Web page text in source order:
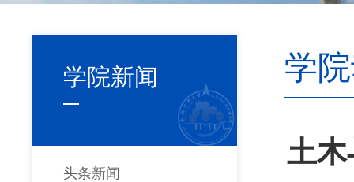
学院新闻
头条新闻
学
土木